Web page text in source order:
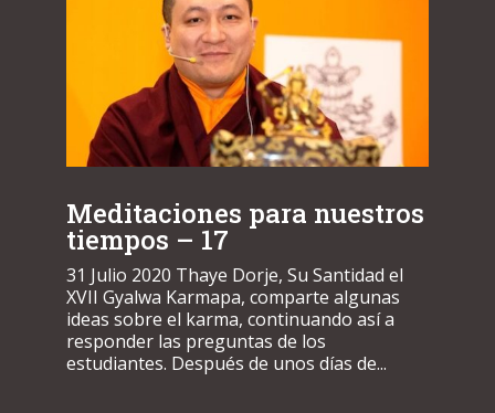
Meditaciones para nuestros
tiempos – 17
31 Julio 2020 Thaye Dorje, Su Santidad el
XVII Gyalwa Karmapa, comparte algunas
ideas sobre el karma, continuando así a
responder las preguntas de los
estudiantes. Después de unos días de...